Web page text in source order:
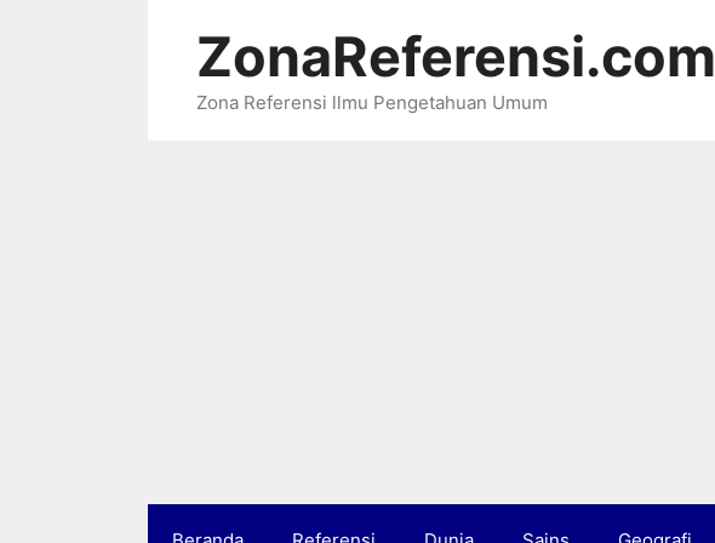
ZonaReferensi.com
Zona Referensi llmu Pengetahuan Umum